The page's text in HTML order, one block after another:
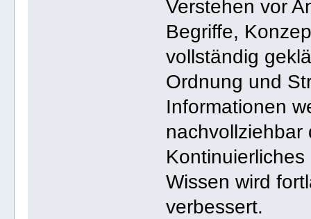
Verstehen vor
Begriffe,
vollständig
Ordnung und
Informationen
nachvollziehbar
Wissen wird
verbessert.